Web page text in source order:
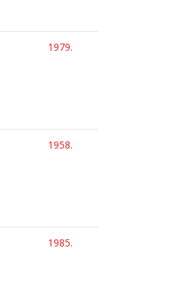
1979.
1958.
1985.